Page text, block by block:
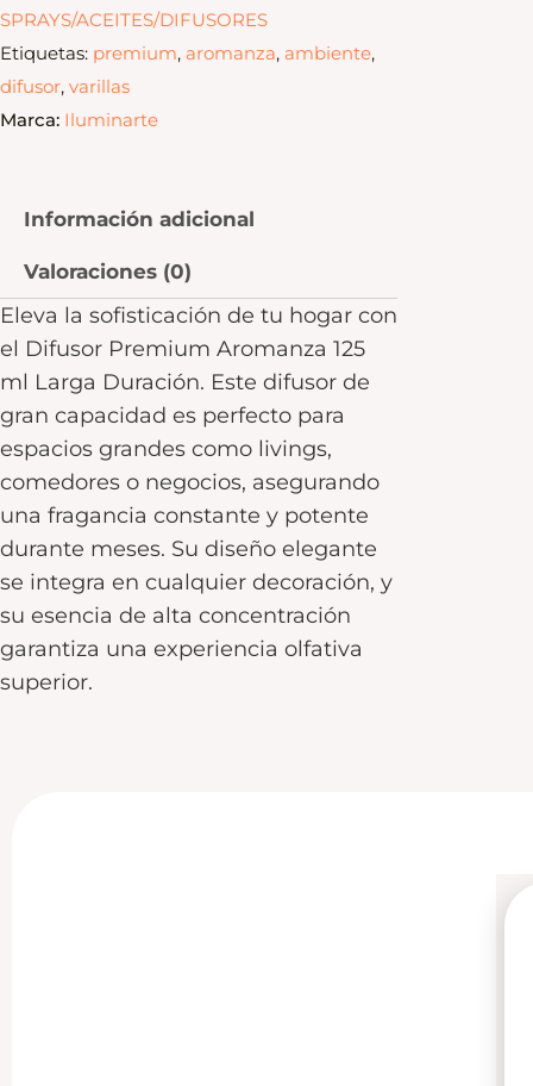
SPRAYS/ACEITES/DIFUSORES
Etiquetas: premium, aromanza, ambiente,
difusor, varillas
Marca: Iluminarte
Información adicional
Valoraciones (0)
Eleva la sofisticación de tu hogar con
el Difusor Premium Aromanza 125
ml Larga Duración. Este difusor de
gran capacidad es perfecto para
espacios grandes como livings,
comedores o negocios, asegurando
una fragancia constante y potente
durante meses. Su diseño elegante
se integra en cualquier decoración, y
su esencia de alta concentración
garantiza una experiencia olfativa
superior.